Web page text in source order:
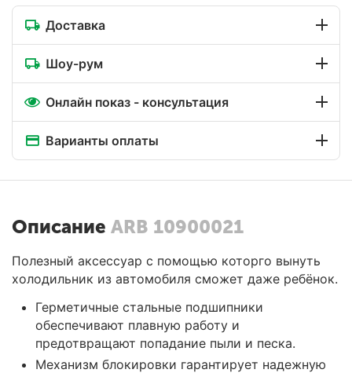
Доставка
Шоу-рум
Онлайн показ - консультация
Варианты оплаты
Описание ARB 10900021
Полезный аксессуар с помощью которго вынуть
холодильник из автомобиля сможет даже ребёнок.
Герметичные стальные подшипники
обеспечивают плавную работу и
предотвращают попадание пыли и песка.
Механизм блокировки гарантирует надежную